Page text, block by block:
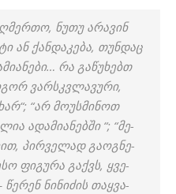
ნუთუ არა­ვინ
ან ქან­და­კე­ბა, თუნ­დაც
რა გა­წუ­ხებთ
ვარ­სკვლა­ვუ­რი,
“არ მო­უს­მი­ნოთ
ადა­მი­ა­ნებ­ში “; “მე­
პირ­ვე­ლად გა­ოგ­ნე­
ფი­გუ­რა გაქვს, ყვე­
წე­რენ ნი­ნი­ძის თაყ­ვა­